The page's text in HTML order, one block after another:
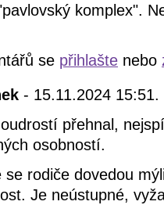
komplex".
se přihlašte nebo
- 15.11.2024 15:51.
přehnal,
osobností.
se rodiče dovedou
Je neústupné,